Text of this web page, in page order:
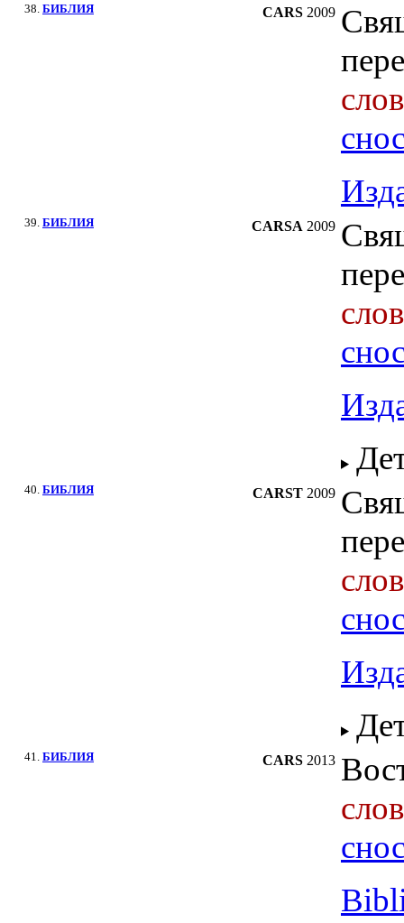
38. БИБЛИЯ CARS 2009
39. БИБЛИЯ CARSA 2009
40. БИБЛИЯ CARST 2009
41. БИБЛИЯ CARS 2013